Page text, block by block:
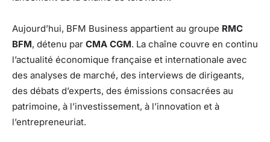
Aujourd’hui, BFM Business appartient au groupe RMC
BFM, détenu par CMA CGM. La chaîne couvre en continu
l’actualité économique française et internationale avec
des analyses de marché, des interviews de dirigeants,
des débats d’experts, des émissions consacrées au
patrimoine, à l’investissement, à l’innovation et à
l’entrepreneuriat.